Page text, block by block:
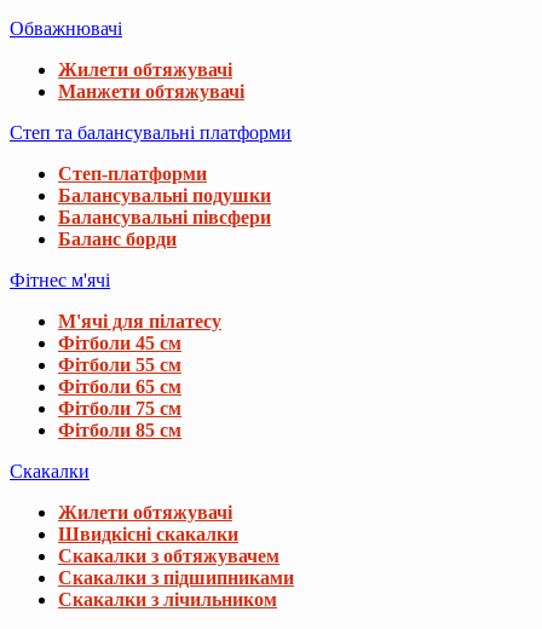
Обважнювачі
Жилети обтяжувачі
Манжети обтяжувачі
Степ та балансувальні платформи
Степ-платформи
Балансувальні подушки
Балансувальні півсфери
Баланс борди
Фітнес м'ячі
М'ячі для пілатесу
Фітболи 45 см
Фітболи 55 см
Фітболи 65 см
Фітболи 75 см
Фітболи 85 см
Скакалки
Жилети обтяжувачі
Швидкісні скакалки
Скакалки з обтяжувачем
Скакалки з підшипниками
Скакалки з лічильником